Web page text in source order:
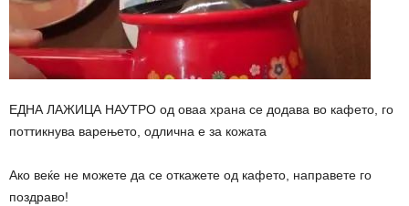
ЕДНА ЛАЖИЦА НАУТРО од оваа храна се додава во кафето, го
поттикнува варењето, одлична е за кожата
Ако веќе не можете да се откажете од кафето, направете го
поздраво!